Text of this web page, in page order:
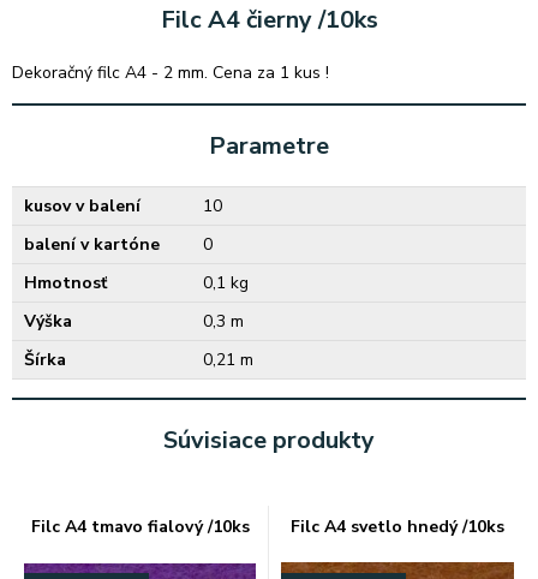
Filc A4 čierny /10ks
Dekoračný filc A4 - 2 mm. Cena za 1 kus !
Parametre
kusov v balení
10
balení v kartóne
0
Hmotnosť
0,1 kg
Výška
0,3 m
Šírka
0,21 m
Súvisiace produkty
Filc A4 tmavo fialový /10ks Filc A4 svetlo hnedý /10ks